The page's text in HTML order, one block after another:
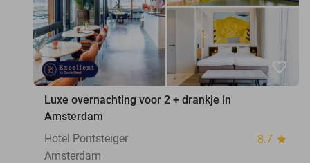
favorite_border
Luxe overnachting voor 2 + drankje in
Amsterdam
Hotel Pontsteiger
8.7 star
Amsterdam